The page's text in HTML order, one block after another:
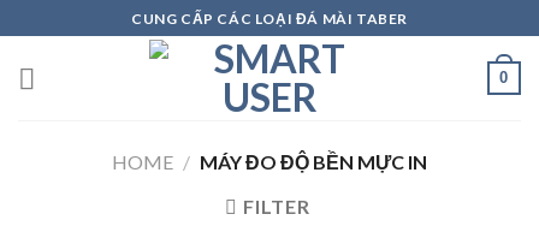
to
content
CUNG CẤP CÁC LOẠI ĐÁ MÀI TABER
0
HOME / MÁY ĐO ĐỘ BỀN MỰC IN
FILTER